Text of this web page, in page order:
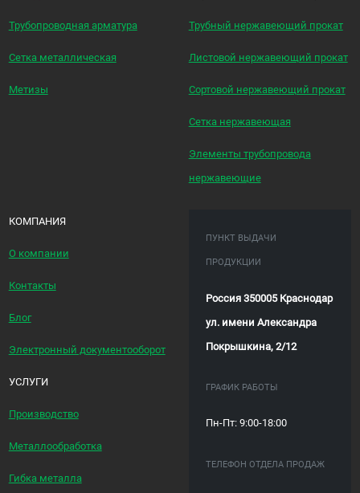
Трубопроводная арматура
Сетка металлическая
Метизы
Трубный нержавеющий прокат
Листовой нержавеющий прокат
Сортовой нержавеющий прокат
Сетка нержавеющая
Элементы трубопровода
нержавеющие
КОМПАНИЯ
О компании
Контакты
Блог
Электронный документооборот
УСЛУГИ
Производство
Металлообработка
Гибка металла
ПУНКТ ВЫДАЧИ
ПРОДУКЦИИ
Россия 350005 Краснодар
ул. имени Александра
Покрышкина, 2/12
ГРАФИК РАБОТЫ
Пн-Пт: 9:00-18:00
ТЕЛЕФОН ОТДЕЛА ПРОДАЖ